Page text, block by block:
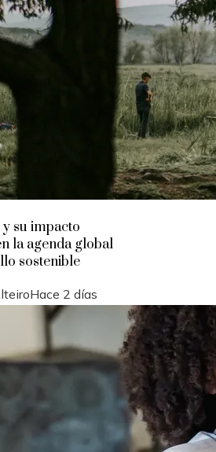
su impacto
la agenda global
sostenible
Hace 2 días